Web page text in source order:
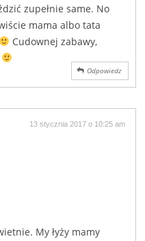
zupełnie same. No
mama albo tata
Cudownej zabawy,
Odpowiedz
13 stycznia 2017 o 10:25 am
My łyży mamy